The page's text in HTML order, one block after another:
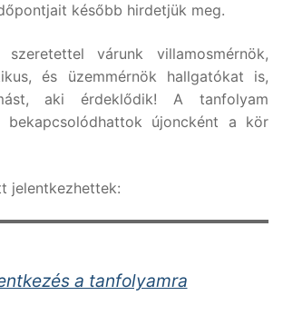
később hirdetjük meg.
várunk villamosmérnök,
és üzemmérnök hallgatókat is,
aki érdeklődik! A tanfolyam
bekapcsolódhattok újoncként a kör
jelentkezhettek:
a tanfolyamra